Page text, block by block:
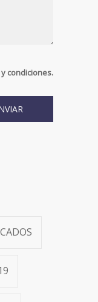
condiciones.